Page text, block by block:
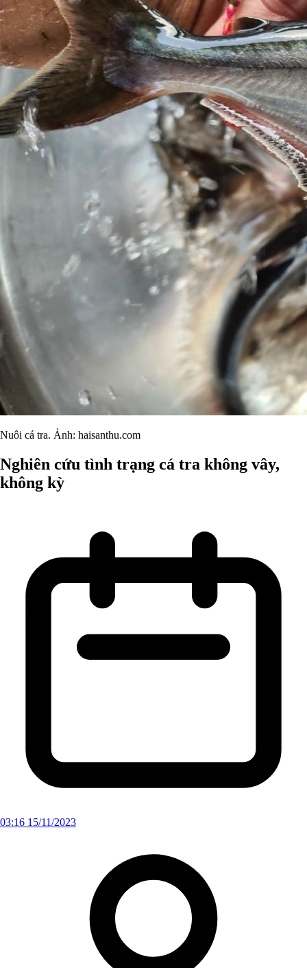
Nuôi cá tra. Ảnh: haisanthu.com
Nghiên cứu tình trạng cá tra không vây,
không kỳ
03:16 15/11/2023